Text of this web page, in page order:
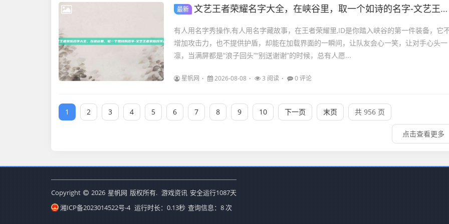
最新 文艺王者荣耀名字大全，在峡谷里，取一个如诗的名字-文艺王者荣耀名字大全
有人用名字秀操作,有人用名字藏故事，在王者荣耀里,ID是你踏入峡谷的第一件装备，它
增加攻击力，也不提供护盾，却能在加载界面的一瞬间，让队友会心一笑，让对手心头一
凛，当满屏都是“浪子回头”“别送谢谢”的时候，总有人愿...
星帆网 2026-08-08 3 阅读 0 评论
1 2 3 4 5 6 7 8 9 10 下一页 末页 共 956 页
点击查看更多
Copyright 2026 星帆网 版权所有. 游戏资讯 安全运行1087天
湘ICP备2023014522号-4 运行时长：0.13秒 查询信息：8 次